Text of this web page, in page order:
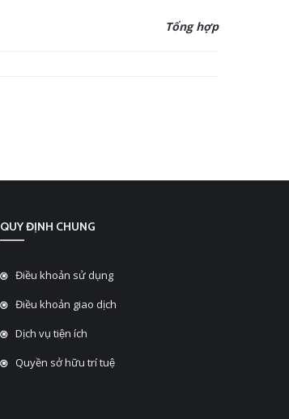
Tổng hợp
QUY ĐỊNH CHUNG
Điều khoản sử dụng
Điều khoản giao dịch
Dịch vụ tiện ích
Quyền sở hữu trí tuệ